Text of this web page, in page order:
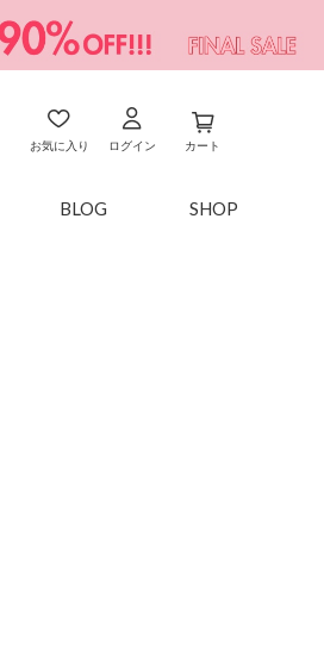
お気に入り ログイン カート
BLOG SHOP